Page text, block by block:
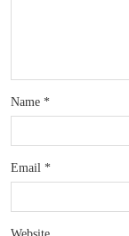
Name *
Email *